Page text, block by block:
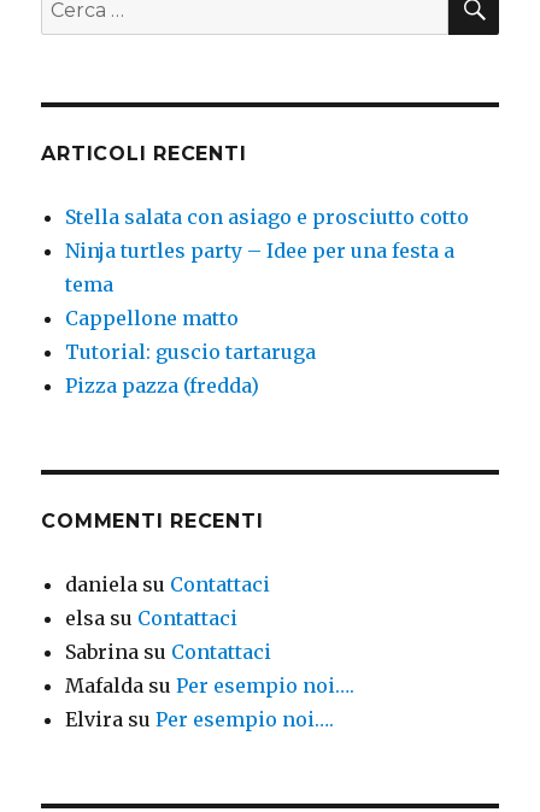
ARTICOLI RECENTI
Stella salata con asiago e prosciutto cotto
Ninja turtles party – Idee per una festa a
tema
Cappellone matto
Tutorial: guscio tartaruga
Pizza pazza (fredda)
COMMENTI RECENTI
daniela su Contattaci
elsa su Contattaci
Sabrina su Contattaci
Mafalda suPer esempio noi….
Elvira suPer esempio noi….